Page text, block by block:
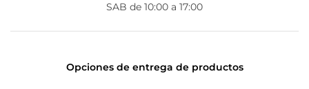
SAB de 10:00 a 17:00
Opciones de entrega de productos